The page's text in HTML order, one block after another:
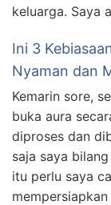
keluarga. Saya
Ini 3
Nyaman dan
Kemarin sore,
buka aura
diproses dan
saja saya
itu perlu saya